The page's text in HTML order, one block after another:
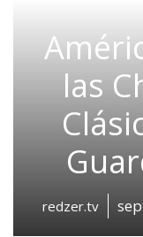
las
redzer.tv